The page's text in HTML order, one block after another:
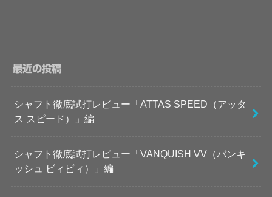
最近の投稿
シャフト徹底試打レビュー「ATTAS SPEED（アッタ
ス スピード）」編
シャフト徹底試打レビュー「VANQUISH VV（バンキ
ッシュ ビィビィ）」編